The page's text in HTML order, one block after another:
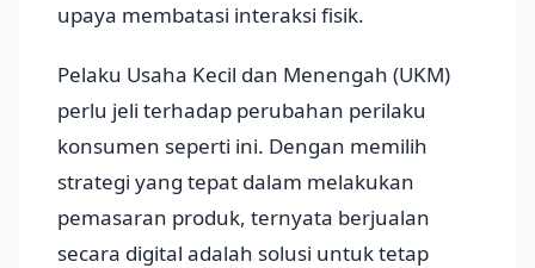
upaya membatasi interaksi fisik.
Pelaku Usaha Kecil dan Menengah (UKM)
perlu jeli terhadap perubahan perilaku
konsumen seperti ini. Dengan memilih
strategi yang tepat dalam melakukan
pemasaran produk, ternyata berjualan
secara digital adalah solusi untuk tetap